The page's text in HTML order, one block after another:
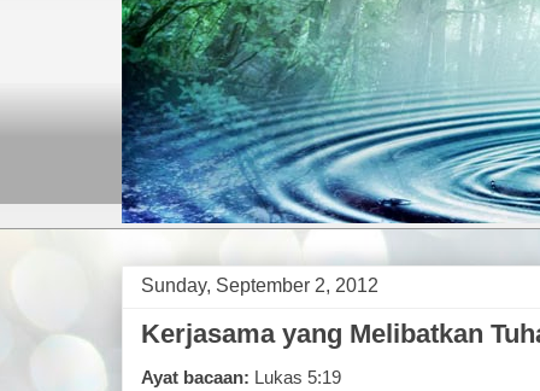
Sunday, September 2, 2012
Kerjasama yang Melibatkan
Ayat bacaan: Lukas 5:19